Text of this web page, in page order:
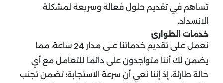
تساهم في تقديم حلول فعالة وسريعة لمشكلة
الانسداد.
خدمات الطوارئ
نعمل على تقديم خدماتنا على مدار 24 ساعة، مما
يضمن لك أننا متواجدون على دائمًا للتعامل مع أي
حالة طارئة، إذ إننا نعي أن سرعة الاستجابة؛ تضمن تجنب